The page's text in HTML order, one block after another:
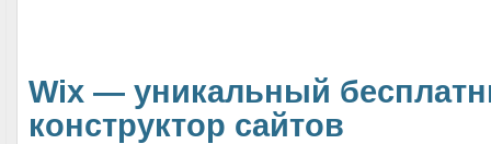
Wix — уникальный
конструктор сайтов